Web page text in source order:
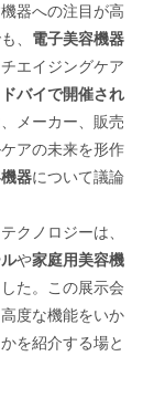
器への注目が高
、 電子美容機器
エイジングケア
ドバイで開催され
メーカー、販売
アの未来を形作
器について議論
クノロジーは、
や家庭用美容機
た。この展示会
度な機能をいか
を紹介する場と